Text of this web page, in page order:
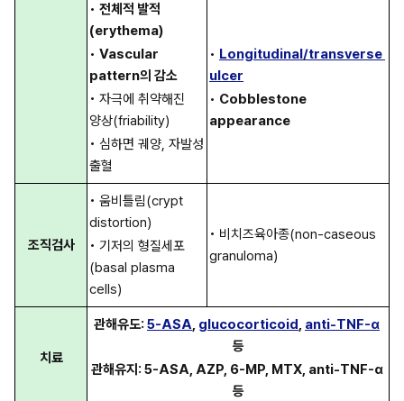
• 전체적 발적
(erythema)
• Vascular
pattern의 감소
• 자극에 취약해진
양상(friability)
• 심하면 궤양, 자발성
출혈
• Longitudinal/transverse
ulcer
• Cobblestone
appearance
조직검사
• 움비틀림(crypt
distortion)
• 기저의 형질세포
(basal plasma
cells)
• 비치즈육아종(non-caseous
granuloma)
치료
관해유도: 5-ASA, glucocorticoid, anti-TNF-α
등
관해유지: 5-ASA, AZP, 6-MP, MTX, anti-TNF-α
등